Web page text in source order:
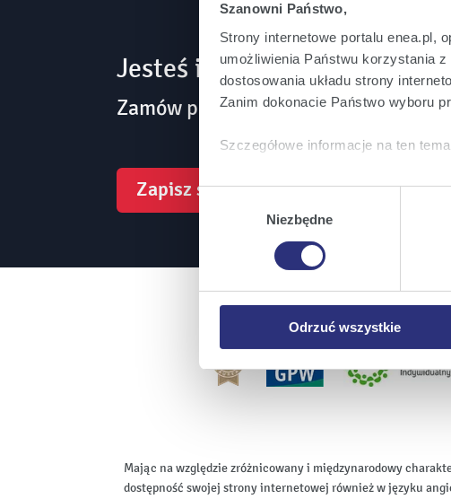
Szanowni Państwo,
Strony internetowe portalu enea.pl,
umożliwienia Państwu korzystania
dostosowania układu strony
Zanim dokonacie Państwo wyboru
Szczegółowe informacje na ten
KlikającAkceptuję wszystkie
Zmień ustawienia
,
urządzeniu.
KlikającOdrzuć wszystkie
,
plików cookie niezbędnych do
Wybór
zgody
Niezbędne
Odrzuć wszystkie
Jesteś inwestorem? Bądź na
Zamów powiadomienia mailowe o
Zapisz się
Mając na względzie zróżnicowany i międzynarodowy
dostępność swojej strony internetowej również w języku